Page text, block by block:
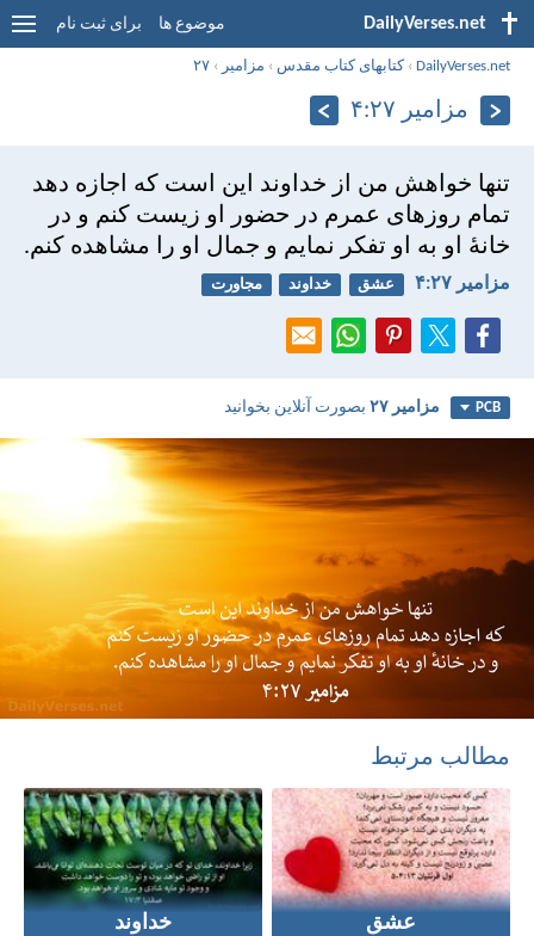
DailyVerses.net موضوع ها برای ثبت نام
DailyVerses.net
›کتابهای کتاب مقدس › مزامير ›۲۷
مزامير ۲۷:‏۴
تنها خواهش من از خداوند اين است كه اجازه دهد
تمام روزهای عمرم در حضور او زيست كنم و در
خانهٔ او به او تفكر نمايم و جمال او را مشاهده كنم.
مزامير ۲۷:‏۴ عشق خداوند مجاورت
PCB مزامير ۲۷ بصورت آنلاین بخوانید
مطالب مرتبط
عشق خداوند